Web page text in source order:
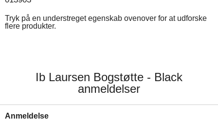
Tryk på en understreget egenskab ovenover for at udforske
flere produkter.
Ib Laursen Bogstøtte - Black
anmeldelser
Anmeldelse